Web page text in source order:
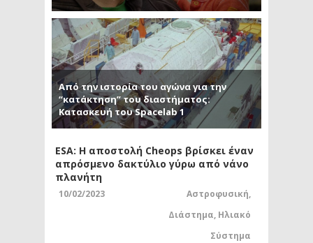
Από την ιστορία του αγώνα για την
“κατάκτηση” του διαστήματος:
Κατασκευή του Spacelab 1
ESA: Η αποστολή Cheops βρίσκει έναν
απρόσμενο δακτύλιο γύρω από νάνο
πλανήτη
10/02/2023 Αστροφυσική,
Διάστημα, Ηλιακό
Σύστημα